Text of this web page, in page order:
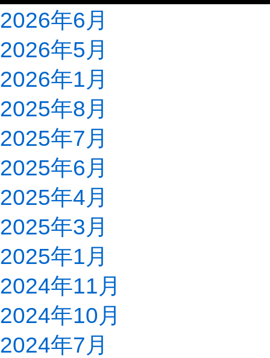
2026年6月
2026年5月
2026年1月
2025年8月
2025年7月
2025年6月
2025年4月
2025年3月
2025年1月
2024年11月
2024年10月
2024年7月